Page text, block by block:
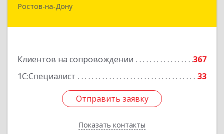
Ростов-на-Дону
Клиентов на сопровождении
367
1С:Специалист
33
Отправить заявку
Показать контакты
344064, Ростовская обл, Ростов-на-Дону г,
Отправить заявку
Назад